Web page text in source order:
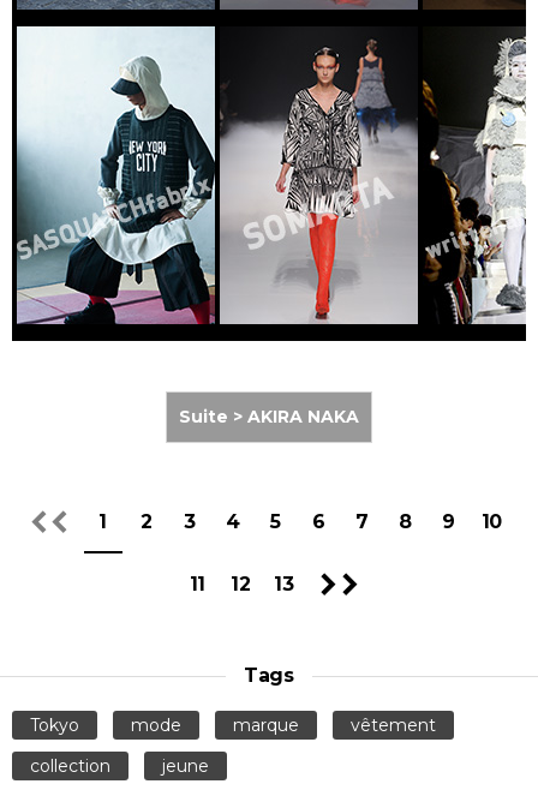
Suite > AKIRA NAKA
1 2 3 4 5 6 7 8 9 10
11 12 13
Tags
Tokyo mode marque
vêtement
collection
jeune